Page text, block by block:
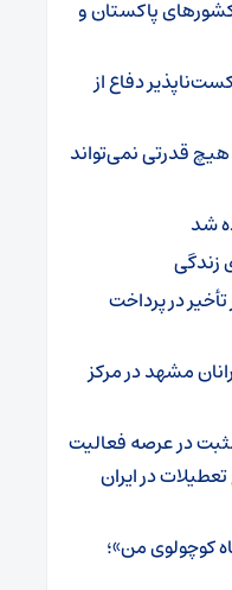
کشورهای پاکستان و
دفاع از
هیچ قدرتی نمی‌تواند
شد
زندگی
در پرداخت
مشهد در مرکز
در عرصه فعالیت
در ایران
کوچولوی من»؛